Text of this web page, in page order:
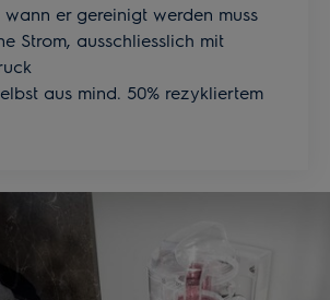
wann er gereinigt werden muss
Strom, ausschliesslich mit
aus mind. 50% rezykliertem